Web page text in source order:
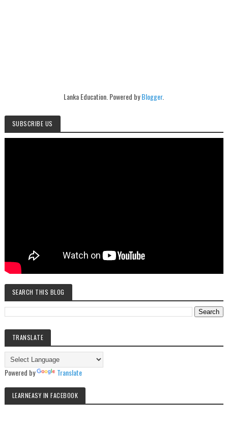
Lanka Education. Powered byBlogger.
SUBSCRIBE US
SEARCH THIS BLOG
TRANSLATE
Powered by Translate
LEARNEASY IN FACEBOOK